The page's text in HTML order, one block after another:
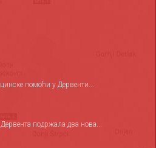
помоћи у Дервенти...
подржала два нова...